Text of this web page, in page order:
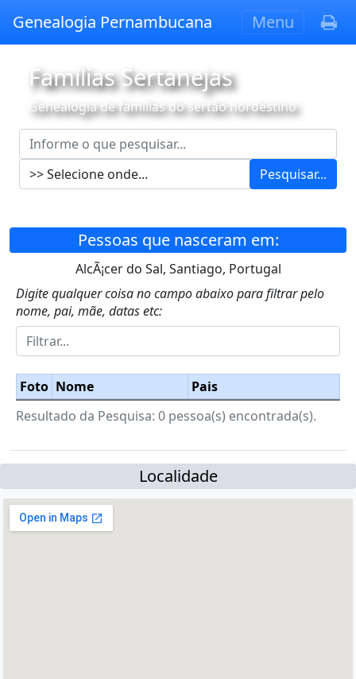
Genealogia Pernambucana Menu
Famílias Sertanejas
Genealogia de famílias do sertão nordestino
Pesquisar...
Pessoas que nasceram em:
AlcÃ¡cer do Sal, Santiago, Portugal
Digite qualquer coisa no campo abaixo para filtrar pelo
nome, pai, mãe, datas etc:
Foto Nome
Pais
Resultado da Pesquisa: 0 pessoa(s) encontrada(s).
Localidade